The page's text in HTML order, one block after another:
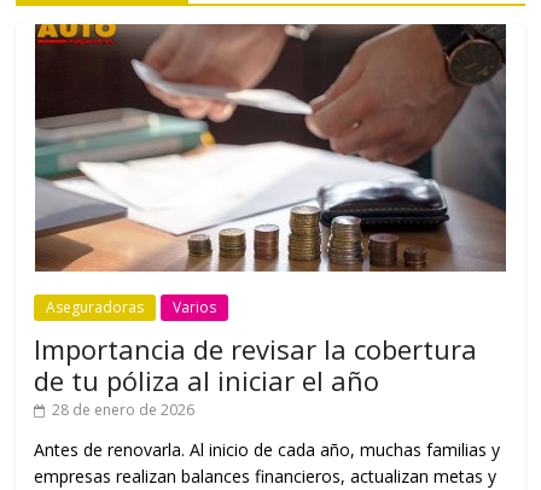
Aseguradoras Varios
Importancia de revisar la cobertura
de tu póliza al iniciar el año
28 de enero de 2026
Antes de renovarla. Al inicio de cada año, muchas familias y
empresas realizan balances financieros, actualizan metas y